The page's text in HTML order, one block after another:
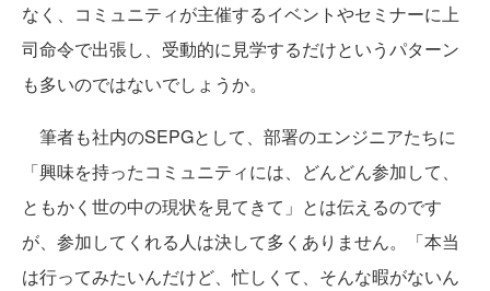
なく、コミュニティが主催するイベントやセミナーに上
司命令で出張し、受動的に見学するだけというパターン
も多いのではないでしょうか。
筆者も社内のSEPGとして、部署のエンジニアたちに
「興味を持ったコミュニティには、どんどん参加して、
ともかく世の中の現状を見てきて」とは伝えるのです
が、参加してくれる人は決して多くありません。「本当
は行ってみたいんだけど、忙しくて、そんな暇がないん